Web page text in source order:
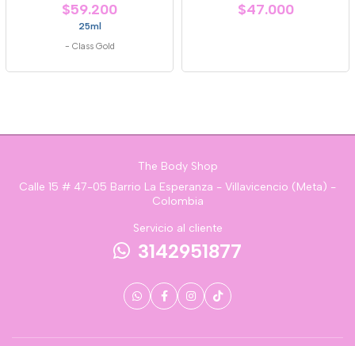
$59.200
25ml
- Class Gold
$47.000
The Body Shop
Calle 15 # 47-05 Barrio La Esperanza - Villavicencio (Meta) -
Colombia
Servicio al cliente
3142951877